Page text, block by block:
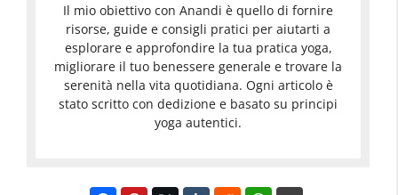
Il mio obiettivo con Anandi è quello di fornire
risorse, guide e consigli pratici per aiutarti a
esplorare e approfondire la tua pratica yoga,
migliorare il tuo benessere generale e trovare la
serenità nella vita quotidiana. Ogni articolo è
stato scritto con dedizione e basato su principi
yoga autentici.